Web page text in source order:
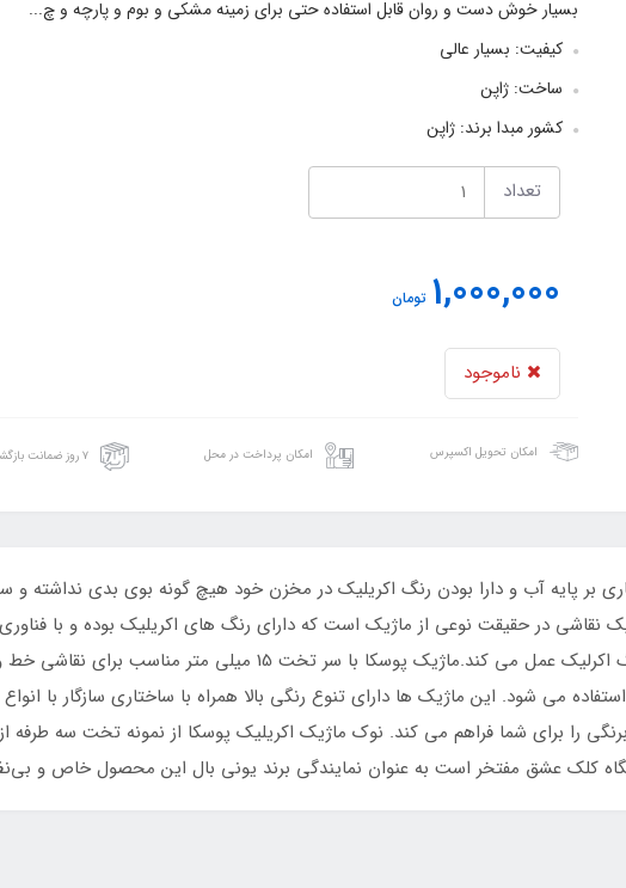
بسیار خوش دست و روان قابل استفاده حتی برای زمینه مشکی و بوم و پارچه و چ...
کیفیت: بسیار عالی
ساخت: ژاپن
کشور مبدا برند: ژاپن
تعداد
1,000,000 تومان
ناموجود
امکان تحویل اکسپرس امکان پرداخت در محل ۷ روز ضمانت بازگشت
بر پایه آب و دارا بودن رنگ اکریلیک در مخزن خود هیچ گونه بوی بدی
در حقیقت نوعی از ماژیک است که دارای رنگ های اکریلیک بوده و با فناوری
راحتی بعد از باز شدن و استفاده همانند یک قلمو و رنگ اکرلیک عمل می
می شود. این ماژیک ها دارای تنوع رنگی بالا همراه با ساختاری سازگار با
را برای شما فراهم می کند. نوک ماژیک اکریلیک پوسکا از نمونه تخت سه